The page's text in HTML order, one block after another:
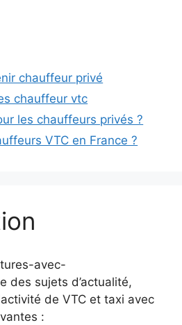
chauffeur privé
chauffeur vtc
les chauffeurs privés ?
VTC en France ?
avec-
des sujets d’actualité,
de VTC et taxi avec
: